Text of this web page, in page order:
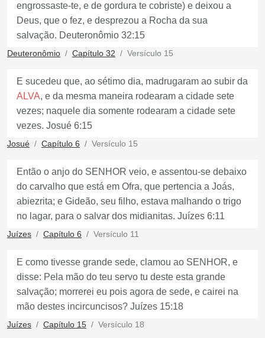
engrossaste-te, e de gordura te cobriste) e deixou a
Deus, que o fez, e desprezou a Rocha da sua
salvação. Deuteronômio 32:15
Deuteronômio Capítulo 32 Versículo 15
E sucedeu que, ao sétimo dia, madrugaram ao subir da
ALVA, e da mesma maneira rodearam a cidade sete
vezes; naquele dia somente rodearam a cidade sete
vezes. Josué 6:15
Josué Capítulo 6 Versículo 15
Então o anjo do SENHOR veio, e assentou-se debaixo
do carvalho que está em Ofra, que pertencia a Joás,
abiezrita; e Gideão, seu filho, estava malhando o trigo
no lagar, para o salvar dos midianitas. Juízes 6:11
Juízes Capítulo 6 Versículo 11
E como tivesse grande sede, clamou ao SENHOR, e
disse: Pela mão do teu servo tu deste esta grande
salvação; morrerei eu pois agora de sede, e cairei na
mão destes incircuncisos? Juízes 15:18
Juízes Capítulo 15 Versículo 18